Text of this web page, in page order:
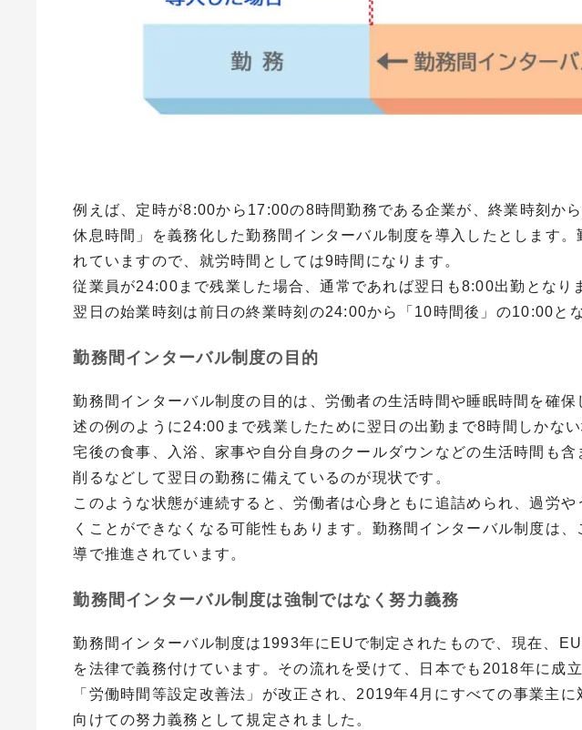
例えば、定時が8:00から 17:00の8時間勤務である企業が、終業時刻か
休息時間」を義務化した勤務間インターバル制度を導入したとします。
れていますので、就労時間としては9時間になります。
従業員が24:00 まで残業した場合、通常であれば翌日も8:00出勤となり
翌日の始業時刻は前日の終業時刻の24:00から「 10時間後」の10:00と
勤務間インターバル制度の目的
勤務間インターバル制度の目的は、労働者の生活時間や睡眠時間を確
述の例のように 24:00 まで残業したために翌日の出勤まで8時間しかな
宅後の食事、入浴、家事や自分自身のクールダウンなどの生活時間も
削るなどして翌日の勤務に備えているのが現状です。
このような状態が連続すると、労働者は心身ともに追詰められ、過労
くことができなくなる可能性もあります。勤務間インターバル制度は
導で推進されています。
勤務間インターバル制度は強制ではなく努力義務
勤務間インターバル制度は 1993年に EUで制定されたもので、現在、 EU
を法律で義務付けています。その流れを受けて、日本でも 2018年に成
「労働時間等設定改善法」が改正され、 2019年4 月にすべての事業主
向けての努力義務として規定されました。